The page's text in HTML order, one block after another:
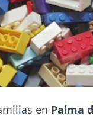
en Palma